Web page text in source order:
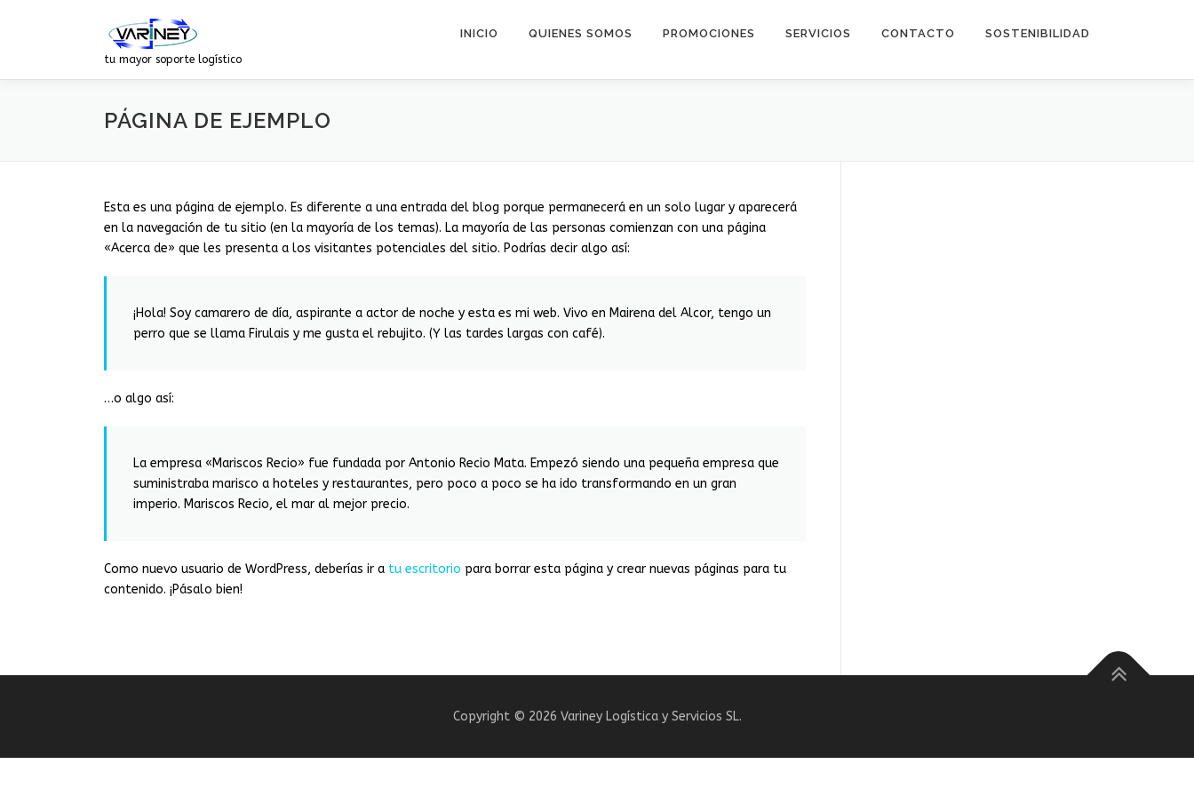
tu mayor soporte logístico
INICIO QUIENES SOMOS PROMOCIONES SERVICIOS CONTACTO SOSTENIBILIDAD
PÁGINA DE EJEMPLO
Esta es una página de ejemplo. Es diferente a una entrada del blog porque permanecerá en un solo lugar y aparecerá
en la navegación de tu sitio (en la mayoría de los temas). La mayoría de las personas comienzan con una página
«Acerca de» que les presenta a los visitantes potenciales del sitio. Podrías decir algo así:
¡Hola! Soy camarero de día, aspirante a actor de noche y esta es mi web. Vivo en Mairena del Alcor, tengo un
perro que se llama Firulais y me gusta el rebujito. (Y las tardes largas con café).
…o algo así:
La empresa «Mariscos Recio» fue fundada por Antonio Recio Mata. Empezó siendo una pequeña empresa que
suministraba marisco a hoteles y restaurantes, pero poco a poco se ha ido transformando en un gran
imperio. Mariscos Recio, el mar al mejor precio.
Como nuevo usuario de WordPress, deberías ir a tu escritorio para borrar esta página y crear nuevas páginas para tu
contenido. ¡Pásalo bien!
Copyright © 2026 Variney Logística y Servicios SL.